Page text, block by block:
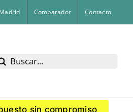
Comparador Contacto
sin compromiso